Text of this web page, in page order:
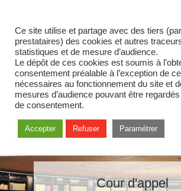
Cour d'appel
Ce site utilise et partage avec des tiers
prestataires) des cookies et autres
statistiques et de mesure d’audience.
Le dépôt de ces cookies est soumis à
consentement préalable à l’exception de
nécessaires au fonctionnement du site et
mesures d’audience pouvant être
de consentement.
Accepter Refuser Paramétrer